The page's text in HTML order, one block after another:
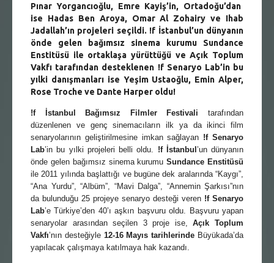
Pınar Yorgancıoğlu, Emre Kayiş’in, Ortadoğu’dan
ise Hadas Ben Aroya,Omar Al Zohairyve Ihab
Jadallah’ın projeleri seçildi. !f İstanbul’un dünyanın
önde gelen bağımsız sinema kurumu Sundance
Enstitüsü ile ortaklaşa yürüttüğü veAçık Toplum
Vakfı tarafından desteklenen !f Senaryo Lab’in bu
yılki danışmanları ise Yeşim Ustaoğlu, Emin Alper,
Rose Troche ve Dante Harper oldu!
!f İstanbul Bağımsız Filmler Festivali tarafından
düzenlenen ve genç sinemacıların ilk ya da ikinci film
senaryolarının geliştirilmesine imkan sağlayan !f Senaryo
Lab’in bu yılki projeleri belli oldu. !f İstanbul’un dünyanın
önde gelen bağımsız sinema kurumuSundance Enstitüsü
ile 2011 yılında başlattığı ve bugüne dek aralarında “Kaygı”,
“Ana Yurdu”, “Albüm”, “Mavi Dalga”, “Annemin Şarkısı”nın
da bulunduğu 25 projeye senaryo desteği veren !f Senaryo
Lab’e Türkiye’den 40’ı aşkın başvuru oldu. Başvuru yapan
senaryolar arasından seçilen 3 proje ise,Açık Toplum
Vakfı’nın desteğiyle 12-16 Mayıs tarihlerinde Büyükada’da
yapılacak çalışmaya katılmaya hak kazandı.